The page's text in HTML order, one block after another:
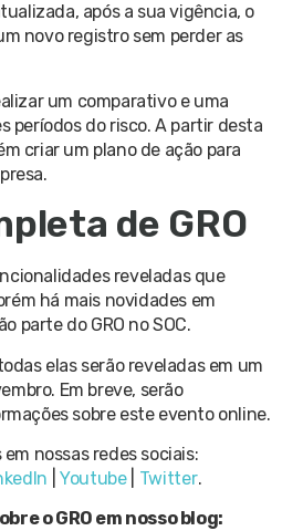
após a sua vigência, o
novo registro sem perder as
um comparativo e uma
períodos do risco. A partir desta
criar um plano de ação para
de GRO
reveladas que
há mais novidades em
parte do GRO no SOC.
elas serão reveladas em um
Em breve, serão
sobre este evento online.
nossas redes sociais:
Youtube| Twitter.
o GRO em nosso blog: